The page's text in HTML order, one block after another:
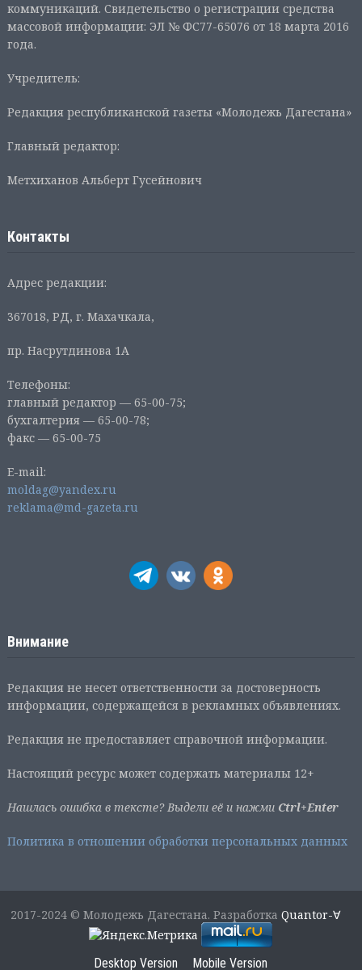
коммуникаций. Свидетельство о регистрации средства
массовой информации: ЭЛ № ФС77-65076 от 18 марта 2016
года.
Учредитель:
Редакция республиканской газеты «Молодежь Дагестана»
Главный редактор:
Метхиханов Альберт Гусейнович
Контакты
Адрес редакции:
367018, РД, г. Махачкала,
пр. Насрутдинова 1А
Телефоны:
главный редактор — 65-00-75;
бухгалтерия — 65-00-78;
факс — 65-00-75
E-mail:
moldag@yandex.ru
reklama@md-gazeta.ru
Внимание
Редакция не несет ответственности за достоверность
информации, содержащейся в рекламных объявлениях.
Редакция не предоставляет справочной информации.
Настоящий ресурс может содержать материалы 12+
Нашлась ошибка в тексте? Выдели её и нажми Ctrl+Enter
Политика в отношении обработки персональных данных
2017-2024 © Молодежь Дагестана. РазработкаQuantor-∀
Desktop Version Mobile Version